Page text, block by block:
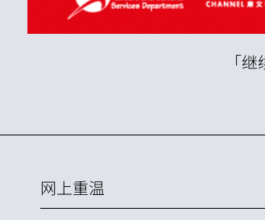
「
网上重温